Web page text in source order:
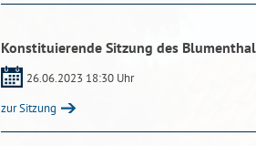
Konstituierende Sitzung des
26.06.2023 18:30 Uhr
zur Sitzung